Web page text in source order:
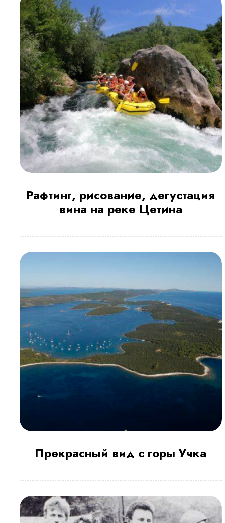
Рафтинг, рисование, дегустация
вина на реке Цетина
Прекрасный вид с горы Учка